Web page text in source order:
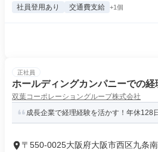
社員登用あり 交通費支給 +1個
正社員
ホールディングカンパニーでの経
双葉コーポレーショングループ株式会社
成長企業で経理経験を活かす！年休128
〒550-0025大阪府大阪市西区九条南